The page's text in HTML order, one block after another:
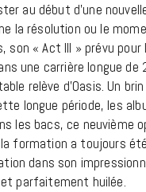
au début d’une
la résolution ou le
son « Act III » prévu
une carrière longue
relève d’Oasis. Un
longue période, les
les bacs, ce neuvième
formation a toujours
dans son
parfaitement huilée.